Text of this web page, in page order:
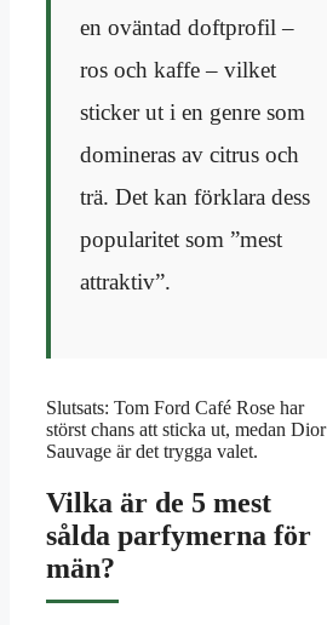
en oväntad doftprofil –
ros och kaffe – vilket
sticker ut i en genre som
domineras av citrus och
trä. Det kan förklara dess
popularitet som ”mest
attraktiv”.
Slutsats: Tom Ford Café Rose har
störst chans att sticka ut, medan Dior
Sauvage är det trygga valet.
Vilka är de 5 mest
sålda parfymerna för
män?